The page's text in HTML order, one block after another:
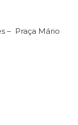
– Praça Mário